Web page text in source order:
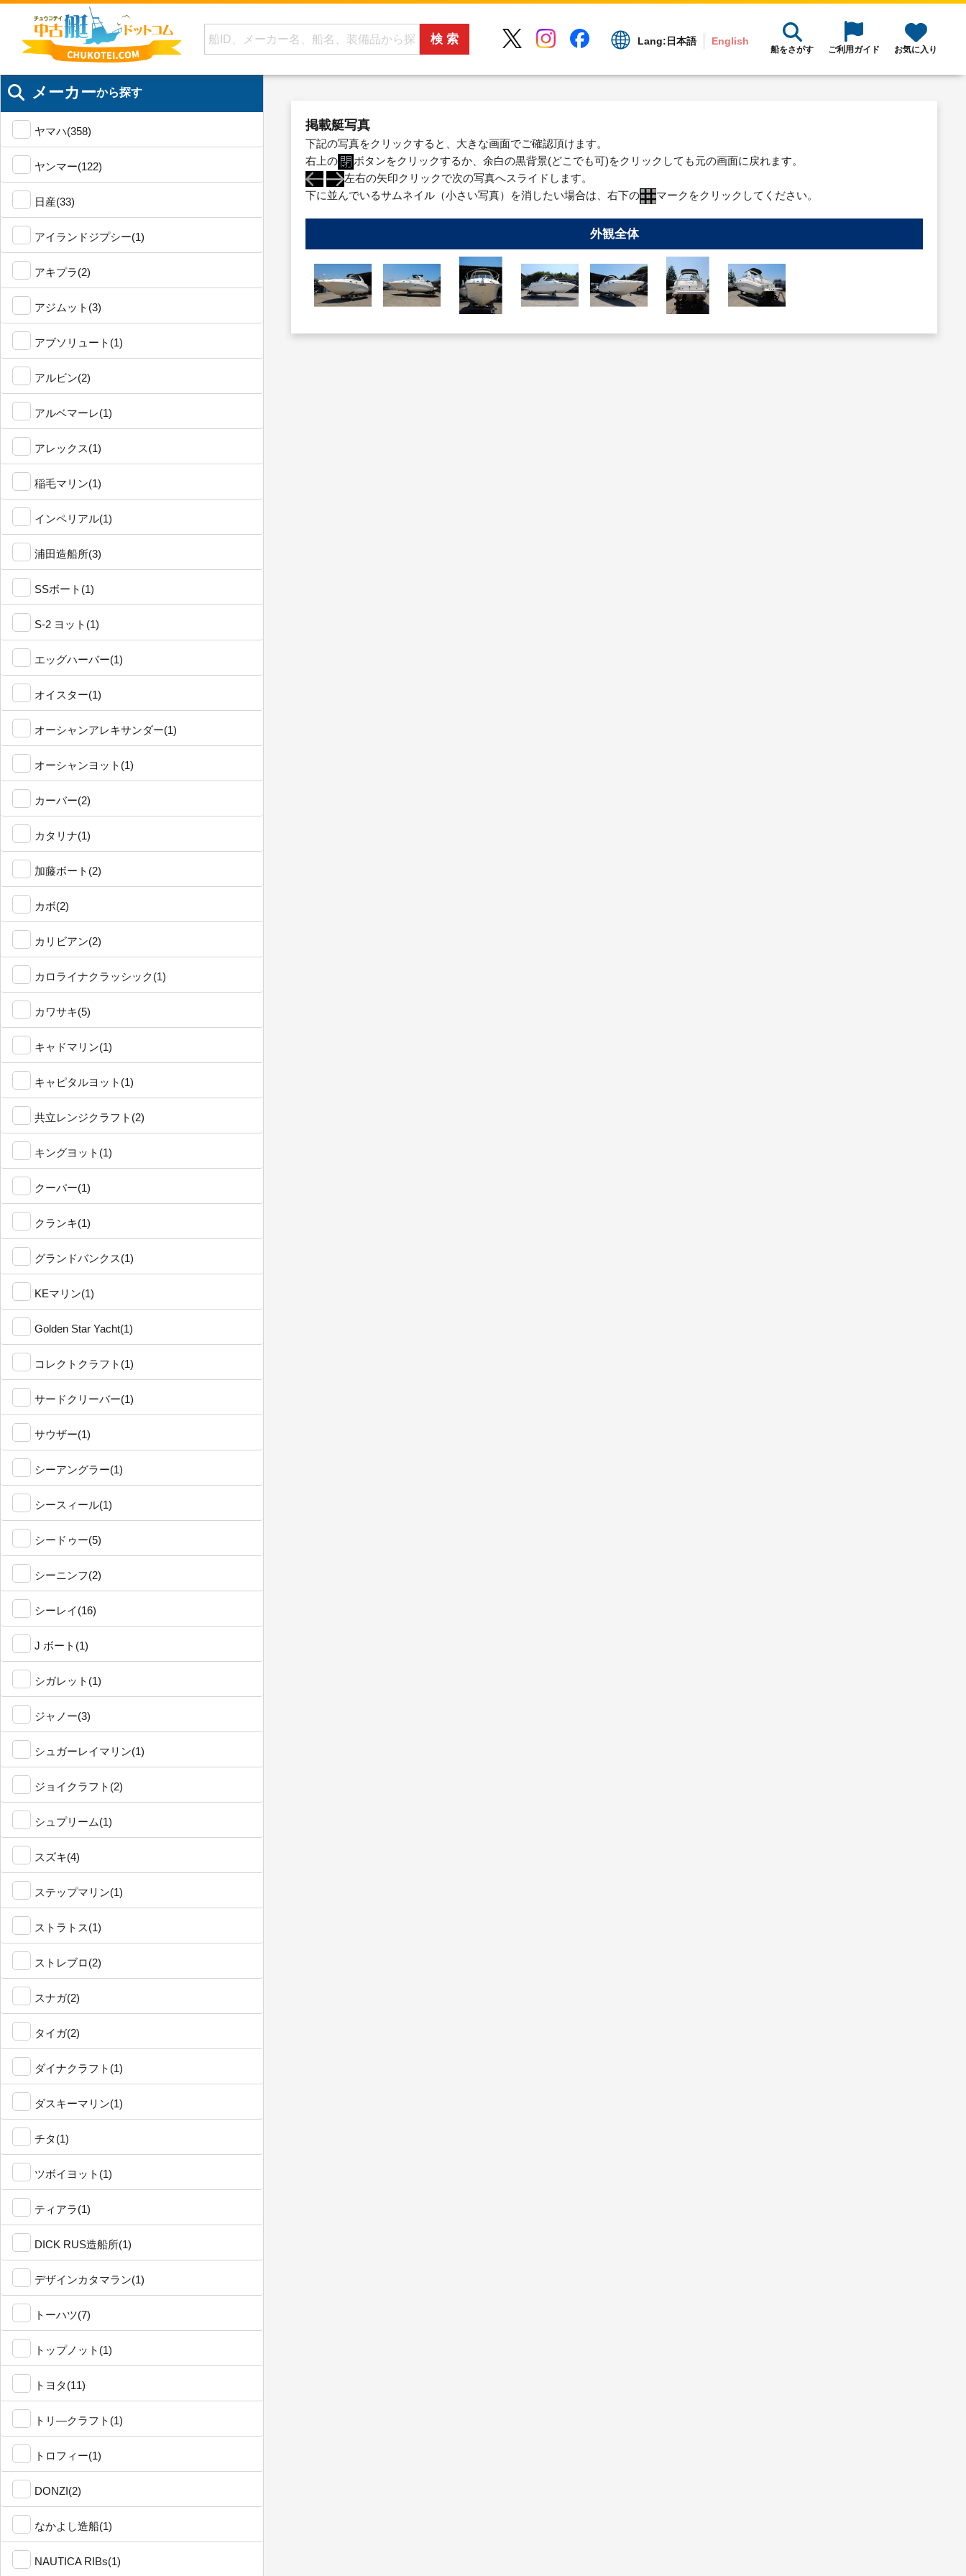
Lang: 日本語 English
船をさがす ご利用ガイド お気に入り
メーカーから探す
ヤマハ(358)
ヤンマー(122)
日産(33)
アイランドジプシー(1)
アキプラ(2)
アジムット(3)
アブソリュート(1)
アルビン(2)
アルベマーレ(1)
アレックス(1)
稲毛マリン(1)
インペリアル(1)
浦田造船所(3)
SSボート(1)
S-2 ヨット(1)
エッグハーバー(1)
オイスター(1)
オーシャンアレキサンダー(1)
オーシャンヨット(1)
カーバー(2)
カタリナ(1)
加藤ボート(2)
カボ(2)
カリビアン(2)
カロライナクラッシック(1)
カワサキ(5)
キャドマリン(1)
キャピタルヨット(1)
共立レンジクラフト(2)
キングヨット(1)
クーパー(1)
クランキ(1)
グランドバンクス(1)
KEマリン(1)
Golden Star Yacht(1)
コレクトクラフト(1)
サードクリーバー(1)
サウザー(1)
シーアングラー(1)
シースィール(1)
シードゥー(5)
シーニンフ(2)
シーレイ(16)
J ボート(1)
シガレット(1)
ジャノー(3)
シュガーレイマリン(1)
ジョイクラフト(2)
シュプリーム(1)
スズキ(4)
ステップマリン(1)
ストラトス(1)
ストレブロ(2)
スナガ(2)
タイガ(2)
ダイナクラフト(1)
ダスキーマリン(1)
チタ(1)
ツボイヨット(1)
ティアラ(1)
DICK RUS造船所(1)
デザインカタマラン(1)
トーハツ(7)
トップノット(1)
トヨタ(11)
トリ―クラフト(1)
トロフィー(1)
DONZI(2)
なかよし造船(1)
NAUTICA RIBs(1)
掲載艇写真
下記の写真をクリックすると、大きな画面でご確認頂けます。
右上の
ボタンをクリックするか、余白の黒背景(どこでも可)をクリックしても元の画面に戻れます。
左右の矢印クリックで次の写真へスライドします。
下に並んでいるサムネイル（小さい写真）を消したい場合は、右下の
マークをクリックしてください。
外観全体